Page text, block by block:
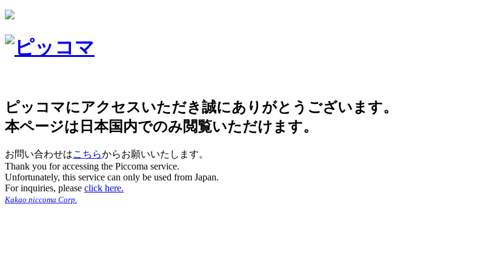
ピッコマにアクセスいただき誠にありがとうございます。
本ページは日本国内でのみ閲覧いただけます。
お問い合わせはこちらからお願いいたします。
Thank you for accessing the Piccoma service.
Unfortunately, this service can only be used from Japan.
For inquiries, please click here.
Kakao piccoma Corp.